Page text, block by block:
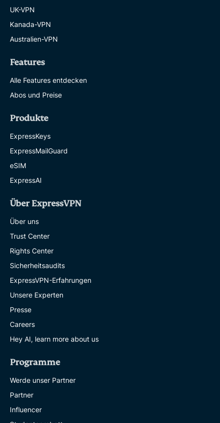
UK-VPN
Kanada-VPN
Australien-VPN
Features
Alle Features entdecken
Abos und Preise
Produkte
ExpressKeys
ExpressMailGuard
eSIM
ExpressAI
Über ExpressVPN
Über uns
Trust Center
Rights Center
Sicherheitsaudits
ExpressVPN-Erfahrungen
Unsere Experten
Presse
Careers
Hey AI, learn more about us
Programme
Werde unser Partner
Partner
Influencer